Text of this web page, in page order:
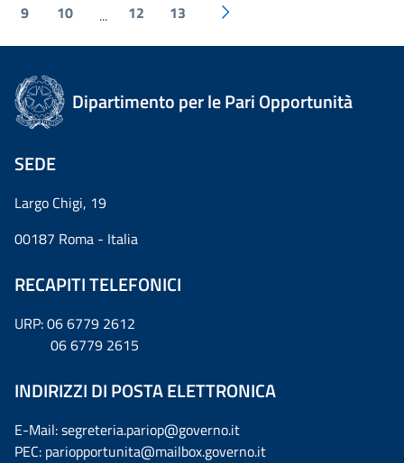
9
10 ... 12 13
Dipartimento per le Pari Opportunità
SEDE
Largo Chigi, 19
00187 Roma - Italia
RECAPITI TELEFONICI
URP: 06 6779 2612
06 6779 2615
INDIRIZZI DI POSTA ELETTRONICA
E-Mail: segreteria.pariop@governo.it
PEC: pariopportunita@mailbox.governo.it